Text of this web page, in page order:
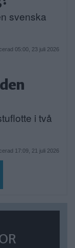
svenska
05:00, 23 juli 2026
i två
17:09, 21 juli 2026